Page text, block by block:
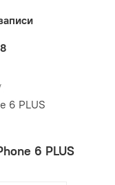
6 PLUS
6 PLUS